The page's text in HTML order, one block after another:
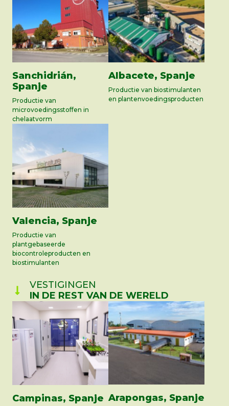
Sanchidrián,
Spanje
Productie van
microvoedingsstoffen in
chelaatvorm
Albacete, Spanje
Productie van biostimulanten
en plantenvoedingsproducten
Valencia, Spanje
Productie van
plantgebaseerde
biocontroleproducten en
biostimulanten
VESTIGINGEN
IN DE REST VAN DE WERELD
Campinas, Spanje Arapongas, Spanje